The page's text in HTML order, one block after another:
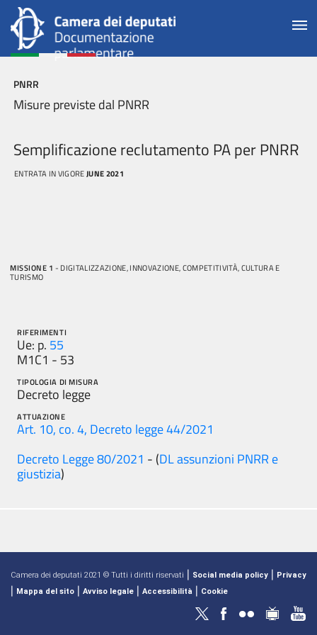
PNRR
Misure previste dal PNRR
Semplificazione reclutamento PA per PNRR
ENTRATA IN VIGOREJUNE 2021
MISSIONE 1 - DIGITALIZZAZIONE, INNOVAZIONE, COMPETITIVITÀ, CULTURA E
TURISMO
RIFERIMENTI
Ue: p. 55
M1C1 - 53
TIPOLOGIA DI MISURA
Decreto legge
ATTUAZIONE
Art. 10, co. 4, Decreto legge 44/2021
Decreto Legge 80/2021 - (DL assunzioni PNRR e
giustizia)
Camera dei deputati 2021 © Tutti i diritti riservati | Social media policy | Privacy
| Mappa del sito | Avviso legale | Accessibilità | Cookie